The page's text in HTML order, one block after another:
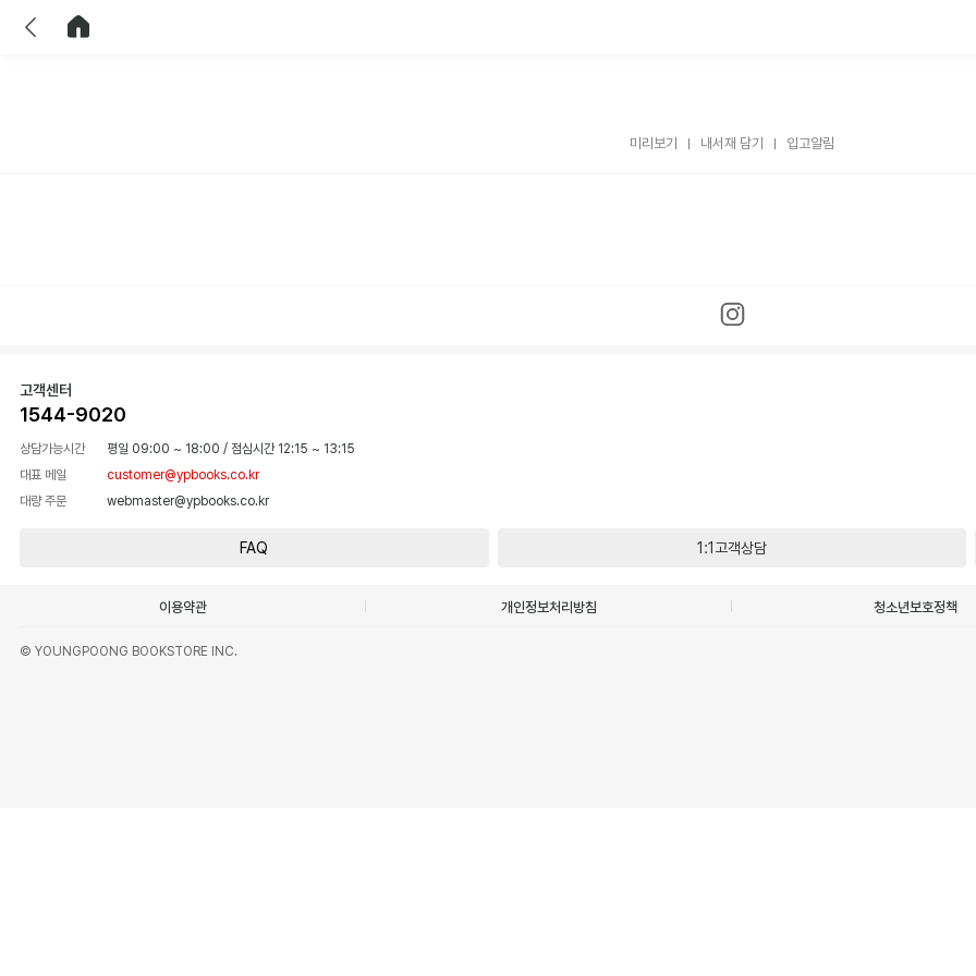
미리보기 내서재 담기 입고알림
고객센터
1544-9020
상담가능시간 평일 09:00 ~ 18:00 / 점심시간 12:15 ~ 13:15
대표 메일
customer@ypbooks.co.kr
대량 주문
webmaster@ypbooks.co.kr
FAQ 1:1고객상담
이용약관 개인정보처리방침 청소년보호정책
© YOUNGPOONG BOOKSTORE INC.